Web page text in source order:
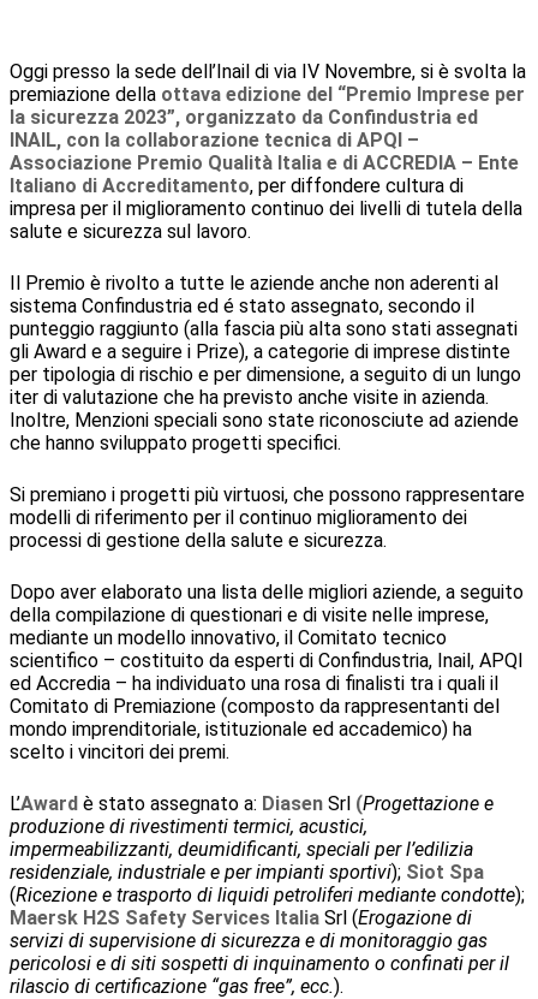
Oggi presso la sede dell’Inail di via IV Novembre, si è svolta la
premiazione della ottava edizione del “Premio Imprese per
la sicurezza 2023”, organizzato da Confindustria ed
INAIL, con la collaborazione tecnica di APQI –
Associazione Premio Qualità Italia e di ACCREDIA – Ente
Italiano di Accreditamento, per diffondere cultura di
impresa per il miglioramento continuo dei livelli di tutela della
salute e sicurezza sul lavoro.
Il Premio è rivolto a tutte le aziende anche non aderenti al
sistema Confindustria ed é stato assegnato, secondo il
punteggio raggiunto (alla fascia più alta sono stati assegnati
gli Award e a seguire i Prize), a categorie di imprese distinte
per tipologia di rischio e per dimensione, a seguito di un lungo
iter di valutazione che ha previsto anche visite in azienda.
Inoltre, Menzioni speciali sono state riconosciute ad aziende
che hanno sviluppato progetti specifici.
Si premiano i progetti più virtuosi, che possono rappresentare
modelli di riferimento per il continuo miglioramento dei
processi di gestione della salute e sicurezza.
Dopo aver elaborato una lista delle migliori aziende, a seguito
della compilazione di questionari e di visite nelle imprese,
mediante un modello innovativo, il Comitato tecnico
scientifico – costituito da esperti di Confindustria, Inail, APQI
ed Accredia – ha individuato una rosa di finalisti tra i quali il
Comitato di Premiazione (composto da rappresentanti del
mondo imprenditoriale, istituzionale ed accademico) ha
scelto i vincitori dei premi.
L’Award è stato assegnato a: Diasen Srl (Progettazione e
produzione di rivestimenti termici, acustici,
impermeabilizzanti, deumidificanti, speciali per l’edilizia
residenziale, industriale e per impianti sportivi); Siot Spa
(Ricezione e trasporto di liquidi petroliferi mediante condotte);
Maersk H2S Safety Services Italia Srl (Erogazione di
servizi di supervisione di sicurezza e di monitoraggio gas
pericolosi e di siti sospetti di inquinamento o confinati per il
rilascio di certificazione “gas free”, ecc.).